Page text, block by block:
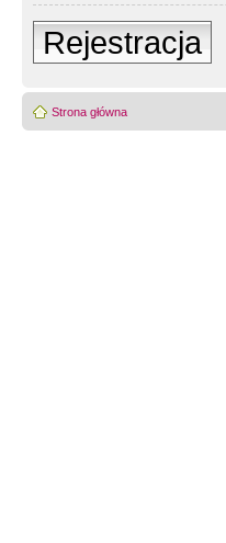
Rejestracja
Strona główna